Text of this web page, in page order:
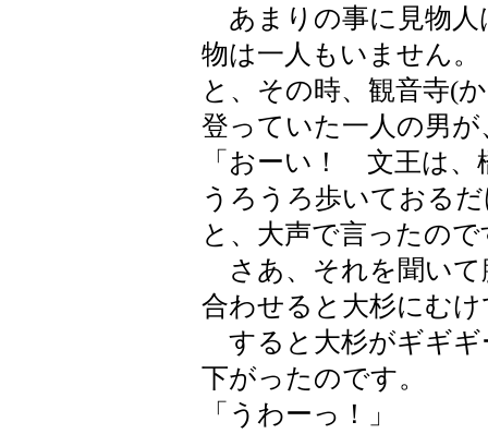
あまりの事に見物人
物は一人もいません。
と、その時、観音寺(
登っていた一人の男が
「おーい！ 文王は
うろうろ歩いておる
と、大声で言ったので
さあ、それを聞いて
合わせると大杉にむ
すると大杉がギギギ
下がったのです。
「うわーっ！」